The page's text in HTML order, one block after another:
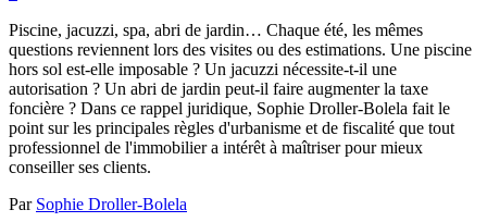
Piscine, jacuzzi, spa, abri de jardin… Chaque été, les mêmes
questions reviennent lors des visites ou des estimations. Une piscine
hors sol est-elle imposable ? Un jacuzzi nécessite-t-il une
autorisation ? Un abri de jardin peut-il faire augmenter la taxe
foncière ? Dans ce rappel juridique, Sophie Droller-Bolela fait le
point sur les principales règles d'urbanisme et de fiscalité que tout
professionnel de l'immobilier a intérêt à maîtriser pour mieux
conseiller ses clients.
Par Sophie Droller-Bolela